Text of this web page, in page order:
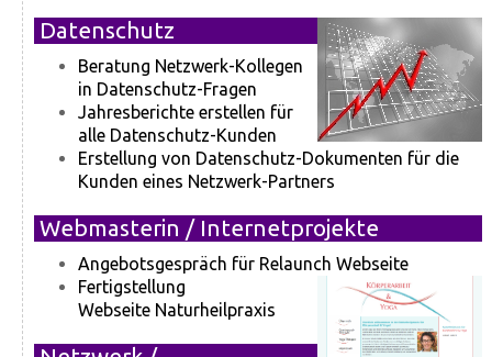
Datenschutz
Beratung Netzwerk-Kollegen
in Datenschutz-Fragen
Jahresberichte erstellen für
alle Datenschutz-Kunden
Erstellung von Datenschutz-Dokumenten für die
Kunden eines Netzwerk-Partners
Webmasterin / Internetprojekte
Angebotsgespräch für Relaunch Webseite
Fertigstellung
Webseite Naturheilpraxis